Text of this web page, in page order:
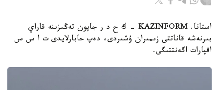
استانا. KAZINFORM - ك ح د ر جاپون تەڭىزىنە قاراي
بىرنەشە قاناتتى زىمىران ۇشىردى، دەپ حابارلايدى ت ا س س
اقپارات اگەنتتىگى.